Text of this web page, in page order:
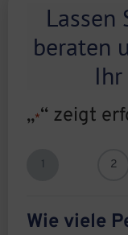
Lassen
beraten
„*“ zeigt
1 2
Wie viele